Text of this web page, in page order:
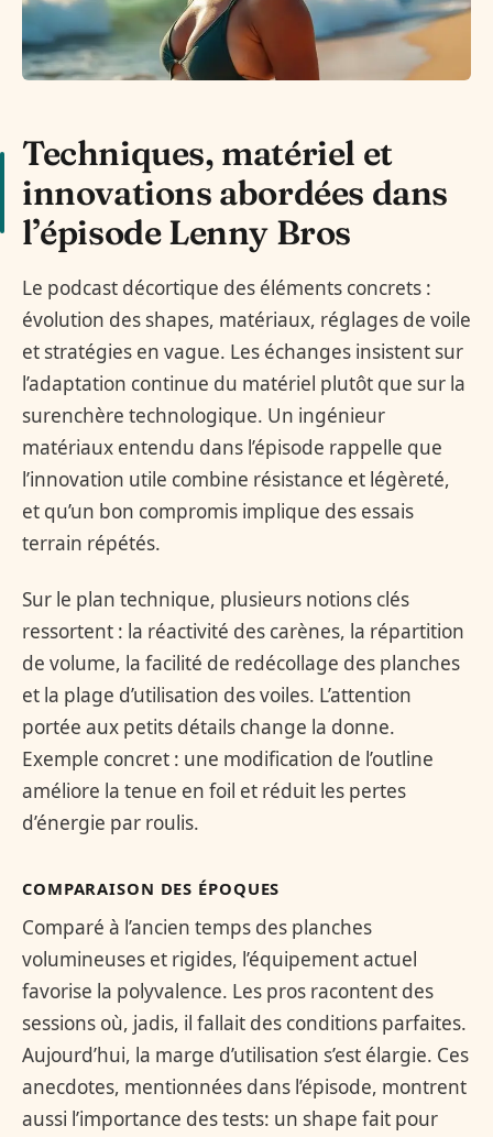
Techniques, matériel et
innovations abordées dans
l’épisode Lenny Bros
Le podcast décortique des éléments concrets :
évolution des shapes, matériaux, réglages de voile
et stratégies en vague. Les échanges insistent sur
l’adaptation continue du matériel plutôt que sur la
surenchère technologique. Un ingénieur
matériaux entendu dans l’épisode rappelle que
l’innovation utile combine résistance et légèreté,
et qu’un bon compromis implique des essais
terrain répétés.
Sur le plan technique, plusieurs notions clés
ressortent : la réactivité des carènes, la répartition
de volume, la facilité de redécollage des planches
et la plage d’utilisation des voiles. L’attention
portée aux petits détails change la donne.
Exemple concret : une modification de l’outline
améliore la tenue en foil et réduit les pertes
d’énergie par roulis.
COMPARAISON DES ÉPOQUES
Comparé à l’ancien temps des planches
volumineuses et rigides, l’équipement actuel
favorise la polyvalence. Les pros racontent des
sessions où, jadis, il fallait des conditions parfaites.
Aujourd’hui, la marge d’utilisation s’est élargie. Ces
anecdotes, mentionnées dans l’épisode, montrent
aussi l’importance des tests: un shape fait pour